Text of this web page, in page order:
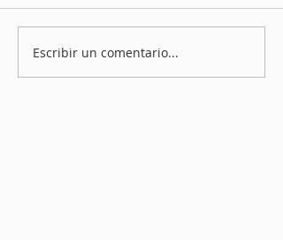
Escribir un comentario...